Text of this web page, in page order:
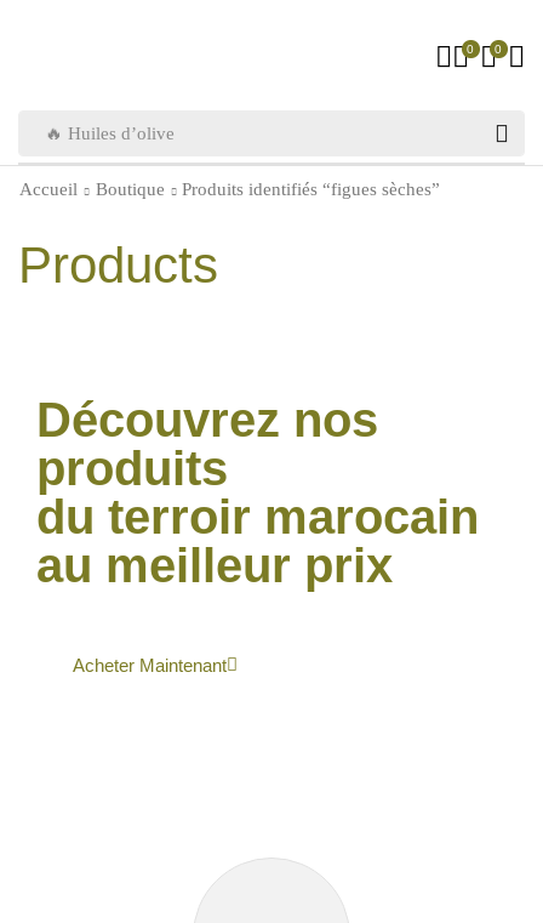
🔥 Huiles d’olive
0 0
Accueil Boutique Produits identifiés “figues sèches”
Products
Découvrez nos
produits
du terroir marocain
au meilleur prix
Acheter Maintenant